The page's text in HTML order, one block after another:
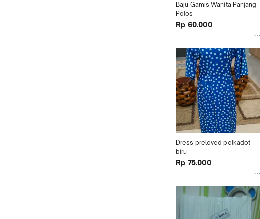
Baju Gamis Wanita Panjang
Polos
Rp 60.000
Dress preloved polkadot
biru
Rp 75.000